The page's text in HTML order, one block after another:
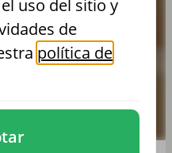
uso del sitio y
de
política de